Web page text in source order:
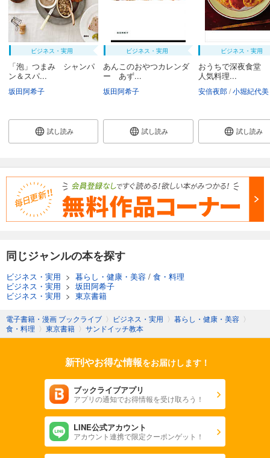
ビジネス・実用
「泡」つまみ シャンパ
ン＆スパ...
坂田阿希子
試し読み
ビジネス・実用
あんこのおやつカレンダ
ー あず...
坂田阿希子
試し読み
ビジネス・実用
おうちで深夜食堂
人気料理...
安倍夜郎 小堀紀代美
試し読み
同じジャンルの本を探す
ビジネス・実用 > 暮らし・健康・美容 / 食・料理
ビジネス・実用 > 坂田阿希子
ビジネス・実用 > 東京書籍
電子書籍・漫画 ブックライブ 〉 ビジネス・実用 〉 暮らし・健康・美容 〉
食・料理 〉 東京書籍 〉 サンドイッチ教本
新刊やお得な情報をお届けします！
ブックライブアプリ
アプリの通知でお得情報を受け取ろう！
LINE公式アカウント
アカウント連携で限定クーポンゲット！